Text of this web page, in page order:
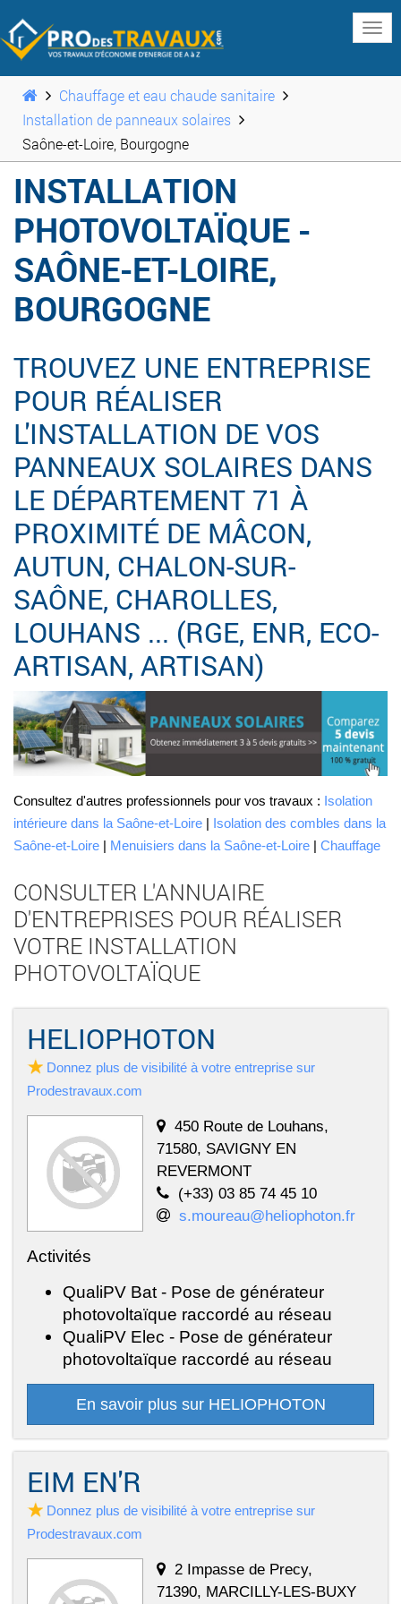
Chauffage et eau chaude sanitaire
Installation de panneaux solaires
Saône-et-Loire, Bourgogne
INSTALLATION
PHOTOVOLTAÏQUE -
SAÔNE-ET-LOIRE,
BOURGOGNE
TROUVEZ UNE ENTREPRISE
POUR RÉALISER
L'INSTALLATION DE VOS
PANNEAUX SOLAIRES DANS
LE DÉPARTEMENT 71 À
PROXIMITÉ DE MÂCON,
AUTUN, CHALON-SUR-
SAÔNE, CHAROLLES,
LOUHANS ... (RGE, ENR, ECO-
ARTISAN, ARTISAN)
Consultez d'autres professionnels pour vos travaux : Isolation
intérieure dans la Saône-et-Loire | Isolation des combles dans la
Saône-et-Loire | Menuisiers dans la Saône-et-Loire | Chauffage
CONSULTER L'ANNUAIRE
D'ENTREPRISES POUR RÉALISER
VOTRE INSTALLATION
PHOTOVOLTAÏQUE
HELIOPHOTON
Donnez plus de visibilité à votre entreprise sur
Prodestravaux.com
450 Route de Louhans,
71580, SAVIGNY EN
REVERMONT
(+33) 03 85 74 45 10
s.moureau@heliophoton.fr
Activités
QualiPV Bat - Pose de générateur
photovoltaïque raccordé au réseau
QualiPV Elec - Pose de générateur
photovoltaïque raccordé au réseau
En savoir plus sur HELIOPHOTON
EIM EN'R
Donnez plus de visibilité à votre entreprise sur
Prodestravaux.com
2 Impasse de Precy,
71390, MARCILLY-LES-BUXY